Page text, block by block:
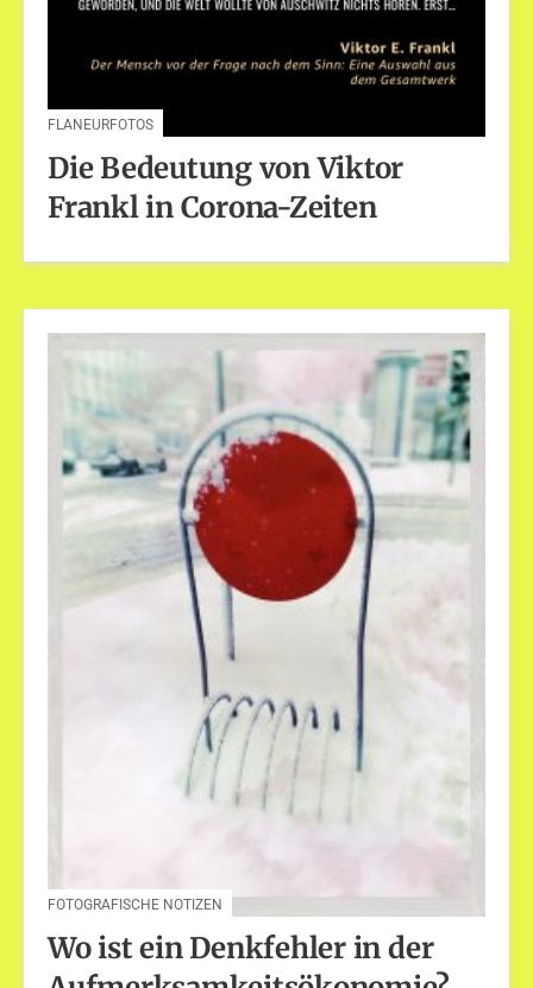
FLANEURFOTOS
Die Bedeutung von Viktor
Frankl in Corona-Zeiten
FOTOGRAFISCHE NOTIZEN
Wo ist ein Denkfehler in der